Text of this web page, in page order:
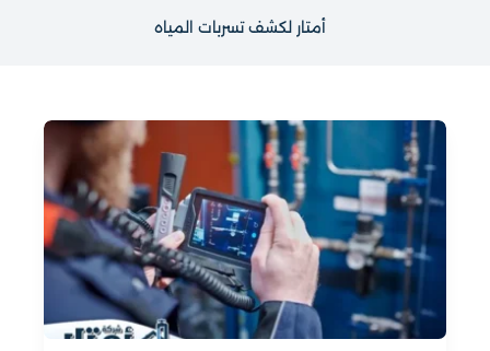
استهلاك الطاقة ويعزز من راحة السكان داخل المبنى.
كما نوفر العزل المائي الذي يحمي الأسطح والجدران من
لضمان تحقيق نتائج طويلة الأمد.
من الخدمات الأساسية التي تقدمها شركتنا هي خدمات
الترميم، والتي تشمل إعادة تأهيل المباني القديمة أو
المتضررة بفعل الزمن أو العوامل الطبيعية. فريقنا
المتخصص في الترميم يتعامل مع كل مشروع بعناية،
حيث نعمل على تقييم حالة المبنى بدقة وتحديد أفضل
الحلول للحفاظ على البنية التحتية وضمان استدامتها.
سواء كان الترميم يشمل الأجزاء الداخلية مثل الجدران
والأرضيات أو الأجزاء الخارجية مثل الواجهات والأسطح،
أمتار لكشف تسربات المياه